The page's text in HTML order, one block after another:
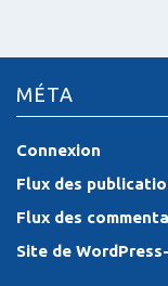
MÉTA
Connexion
Flux des
Flux des
Site de